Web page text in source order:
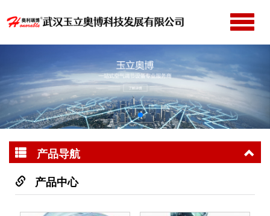
切
航
公司简介
产品中心
新闻动态
产品导航
产品中心
SF(B)壁式节能低噪
音风机
T30C式外接式轴流